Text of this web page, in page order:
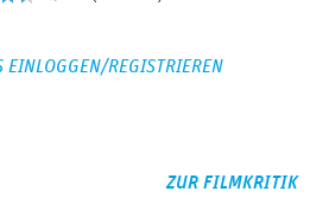
EINLOGGEN/REGISTRIEREN
ZUR FILMKRITIK